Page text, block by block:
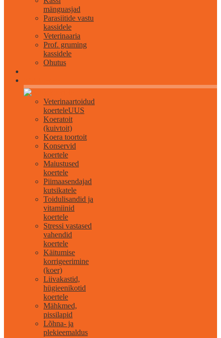
mänguasjad
Parasiitide vastu
kassidele
Veterinaaria
Prof. gruming
kassidele
Ohutus
Veterinaartoidud
koerteleUUS
Koeratoit
(kuivtoit)
Koera toortoit
Konservid
koertele
Maiustused
koertele
Piimaasendajad
kutsikatele
Toidulisandid ja
vitamiinid
koertele
Stressi vastased
vahendid
koertele
Käitumise
korrigeerimine
(koer)
Liivakastid,
hügieenikotid
koertele
Mähkmed,
pissilapid
Lõhna- ja
plekieemaldus